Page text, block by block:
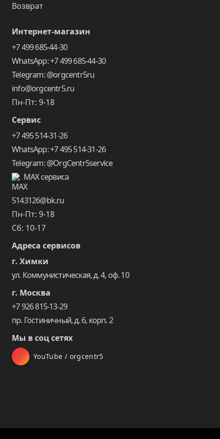
Возврат
Интернет-магазин
+7 499 685-44-30
WhatsApp: +7 499 685-44-30
Telegram: @orgcentr5ru
info@orgcentr5.ru
Пн-Пт: 9-18
Сервис
+7 495 514-31-26
WhatsApp: +7 495 514-31-26
Telegram: @OrgCentr5service
MAX сервиса
5143126@bk.ru
Пн-Пт: 9-18
Сб: 10-17
Адреса сервисов
г. Химки
ул. Коммунистическая, д. 4, оф. 10
г. Москва
+7 926 815-13-29
пр. Гостиничный, д. 6, корп. 2
Мы в соц сетях
YouTube / orgcentr5